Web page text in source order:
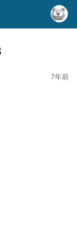
7年前